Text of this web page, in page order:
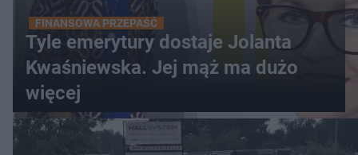
FINANSOWA PRZEPAŚĆ
Tyle emerytury dostaje Jolanta
Kwaśniewska. Jej mąż ma dużo
więcej